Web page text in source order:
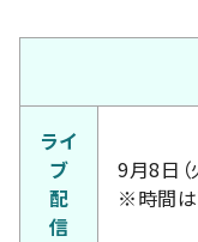
ライ
ブ
配
信
9月8日
※時間は